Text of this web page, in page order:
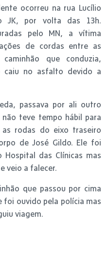
ocorreu na rua Lucílio
JK, por volta das 13h.
pelo MN, a vítima
de cordas entre as
que conduzia,
caiu no asfalto devido a
passava por ali outro
teve tempo hábil para
rodas do eixo traseiro
de José Gildo. Ele foi
das Clínicas mas
veio a falecer.
que passou por cima
foi ouvido pela polícia mas
viagem.